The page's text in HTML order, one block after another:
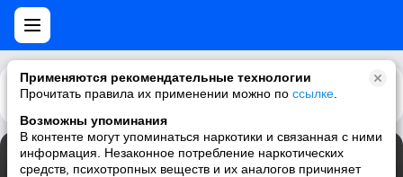
Применяются рекомендательные технологии
Прочитать правила их применении можно по ссылке
Возможны упоминания
В контенте могут упоминаться наркотики и связанная с ними
информация. Незаконное потребление наркотических
средств, психотропных веществ и их аналогов причиняет
Каталог Рекомендации
Sit Down and Talk to Me